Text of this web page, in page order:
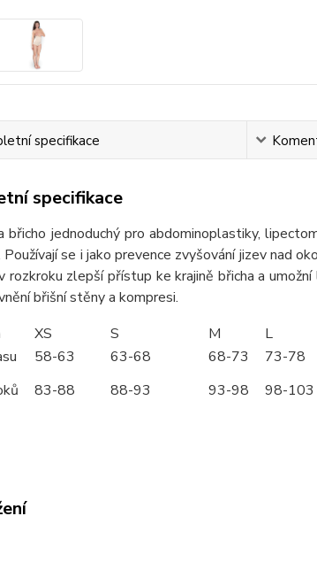
specifikace
specifikace
břicho jednoduchý pro abdominoplastiky,
se i jako prevence zvyšování jizev nad
rozkroku zlepší přístup ke krajině břicha a
břišní stěny a kompresi.
XS S M L
58-63 63-68 68-73 73-78
83-88 88-93 93-98 98-103